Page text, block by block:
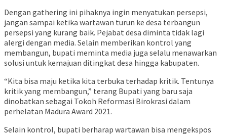
Dengan gathering ini pihaknya ingin menyatukan persepsi,
jangan sampai ketika wartawan turun ke desa terbangun
persepsi yang kurang baik. Pejabat desa diminta tidak lagi
alergi dengan media. Selain memberikan kontrol yang
membangun, bupati meminta media juga selalu menawarkan
solusi untuk kemajuan ditingkat desa hingga kabupaten.
“Kita bisa maju ketika kita terbuka terhadap kritik. Tentunya
kritik yang membangun,” terang Bupati yang baru saja
dinobatkan sebagai Tokoh Reformasi Birokrasi dalam
perhelatan Madura Award 2021.
Selain kontrol, bupati berharap wartawan bisa mengekspos